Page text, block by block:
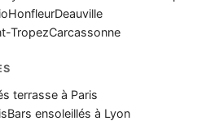
HonfleurDeauville
TropezCarcassonne
terrasse à Paris
Bars ensoleillés à Lyon